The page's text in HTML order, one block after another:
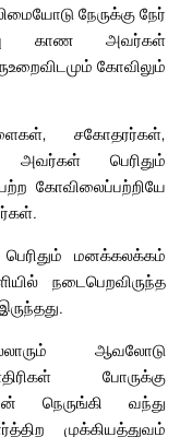
நேருக்கு நேர்
காண அவர்கள்
கோவிலும்
சகோதரர்கள்,
பெரிதும்
கோவிலைப்பற்றியே
பெரிதும் மனக்கலக்கம்
நடைபெறவிருந்த
ஆவலோடு
போருக்கு
நெருங்கி வந்து
முக்கியத்துவம்